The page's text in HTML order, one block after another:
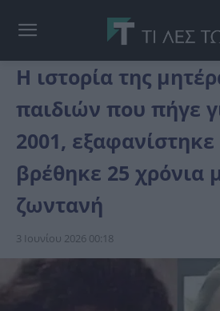
Η ιστορία της
παιδιών που πήγε
2001, εξαφανίστηκε
βρέθηκε 25 χρόνια
ζωντανή
3 Ιουνίου 2026 00:18